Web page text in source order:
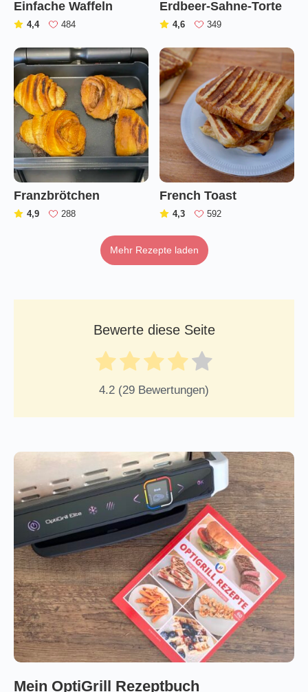
Einfache Waffeln
4,4 (
484
Erdbeer-Sahne-Torte
4,6 (
349
Franzbrötchen
4,9 (
288
French Toast
4,3 (
592
Mehr Rezepte laden
Bewerte diese Seite
4.2 (29 Bewertungen)
Mein OptiGrill Rezeptbuch